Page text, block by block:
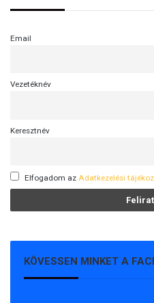
Email
Vezetéknév
Keresztnév
Elfogadom az Adatkezelési
KÖVESSEN MINKET A